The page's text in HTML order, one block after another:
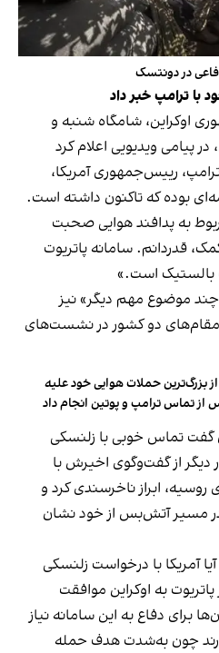
در دونتسک
با ترامپ خبر داد
اوکراین، شامگاه شنبه و
پیامی ویدیویی اعلام کرد
دونالد ترامپ، رییس‌جمهوری آمریکا،
بوده که تاکنون داشته است.
به پدافند هوایی صحبت
قدردانم. سامانه پاتریوت
بالستیک است.»
موضوع مهم دیگر» نیز
مقام‌های دو کشور در نشست‌های
بزرگ‌ترین حملات هوایی خود علیه
از تماس ترامپ و پوتین انجام داد
گفت تماس خوبی با زلنسکی
از گفت‌وگوی اخیرش با
ابراز ناخرسندی کرد و
مسیر آتش‌بس از خود نشان
آمریکا با درخواست زلنسکی
به اوکراین موافقت
برای دفاع به این سامانه نیاز
چون به‌شدت هدف حمله